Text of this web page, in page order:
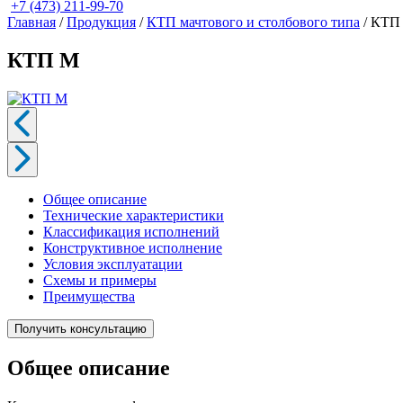
+7 (473) 211-99-70
Главная /Продукция /КТП мачтового и столбового типа /
КТП М
Общее описание
Технические характеристики
Классификация исполнений
Конструктивное исполнение
Условия эксплуатации
Схемы и примеры
Преимущества
Получить консультацию
Общее описание